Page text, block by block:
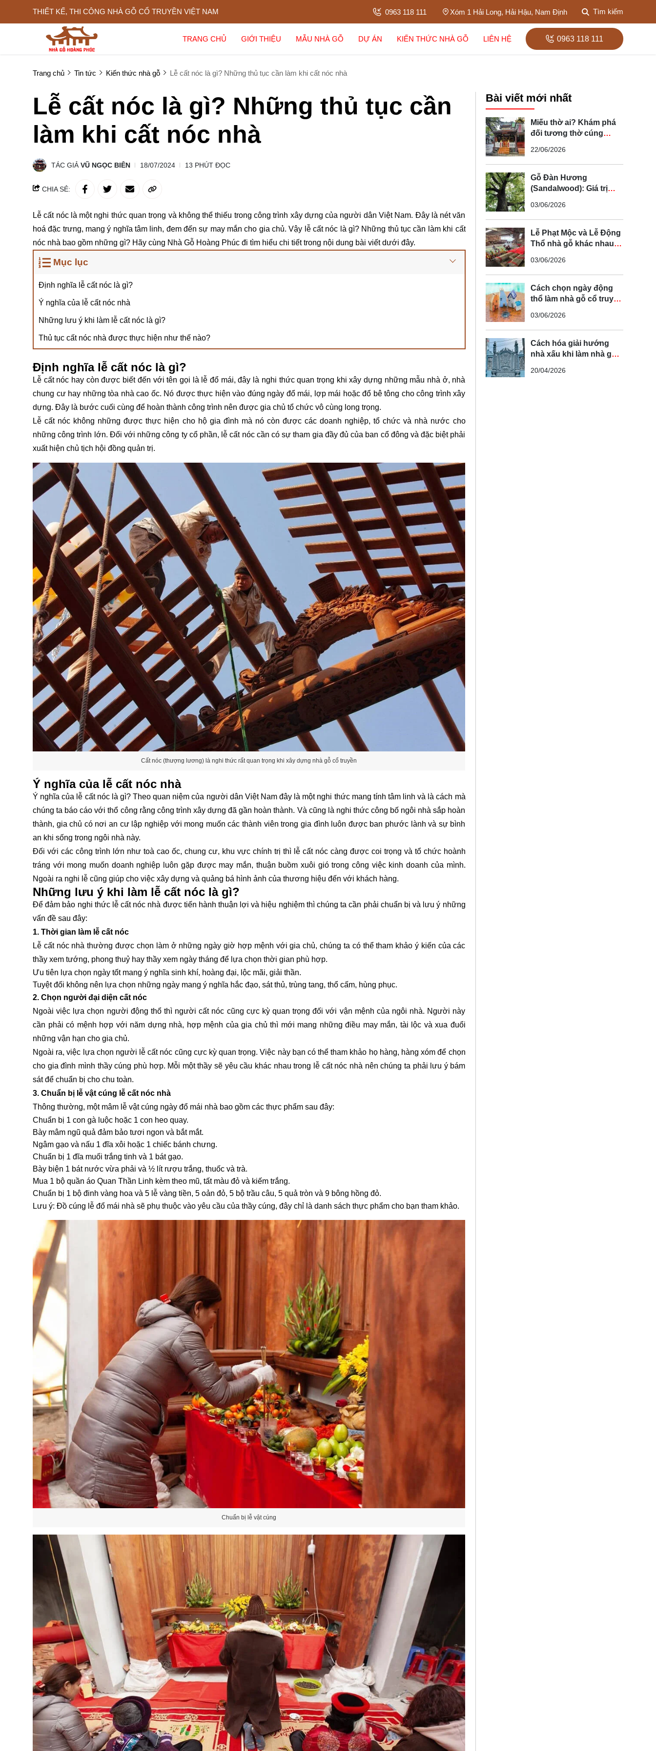
THIẾT KẾ, THI CÔNG NHÀ GỖ CỔ TRUYỀN VIỆT NAM 0963 118 111 Xóm 1 Hải Long, Hải Hậu, Nam Định Tìm kiếm
TRANG CHỦ GIỚI THIỆU MẪU NHÀ GỖ DỰ ÁN KIẾN THỨC NHÀ GỖ LIÊN HỆ 0963 118 111
Trang chủ Tin tức Kiến thức nhà gỗ Lễ cất nóc là gì? Những thủ tục cần làm khi cất nóc nhà
Lễ cất nóc là gì? Những thủ tục cần
làm khi cất nóc nhà
TÁC GIẢVŨ NGỌC BIÊN 18/07/2024 13 PHÚT ĐỌC
CHIA SẺ:
Lễ cất nóc là một nghi thức quan trọng và không thể thiếu trong công trình xây dựng của người dân Việt Nam. Đây là nét văn
hoá đặc trưng, mang ý nghĩa tâm linh, đem đến sự may mắn cho gia chủ. Vậy lễ cất nóc là gì? Những thủ tục cần làm khi cất
nóc nhà bao gồm những gì? Hãy cùng Nhà Gỗ Hoàng Phúc đi tìm hiểu chi tiết trong nội dung bài viết dưới đây.
Mục lục
Định nghĩa lễ cất nóc là gì?
Ý nghĩa của lễ cất nóc nhà
Những lưu ý khi làm lễ cất nóc là gì?
Thủ tục cất nóc nhà được thực hiện như thế nào?
Định nghĩa lễ cất nóc là gì?
Lễ cất nóc hay còn được biết đến với tên gọi là lễ đổ mái, đây là nghi thức quan trọng khi xây dựng những mẫu nhà ở, nhà
chung cư hay những tòa nhà cao ốc. Nó được thực hiện vào đúng ngày đổ mái, lợp mái hoặc đổ bê tông cho công trình xây
dựng. Đây là bước cuối cùng để hoàn thành công trình nên được gia chủ tổ chức vô cùng long trọng.
Lễ cất nóc không những được thực hiện cho hộ gia đình mà nó còn được các doanh nghiệp, tổ chức và nhà nước cho
những công trình lớn. Đối với những công ty cổ phần, lễ cất nóc cần có sự tham gia đầy đủ của ban cổ đông và đặc biệt phải
xuất hiện chủ tịch hội đồng quản trị.
Cất nóc (thượng lương) là nghi thức rất quan trọng khi xây dựng nhà gỗ cổ truyền
Ý nghĩa của lễ cất nóc nhà
Ý nghĩa của lễ cất nóc là gì? Theo quan niệm của người dân Việt Nam đây là một nghi thức mang tính tâm linh và là cách mà
chúng ta báo cáo với thổ công rằng công trình xây dựng đã gần hoàn thành. Và cũng là nghi thức công bố ngôi nhà sắp hoàn
thành, gia chủ có nơi an cư lập nghiệp với mong muốn các thành viên trong gia đình luôn được ban phước lành và sự bình
an khi sống trong ngôi nhà này.
Đối với các công trình lớn như toà cao ốc, chung cư, khu vực chính trị thì lễ cất nóc càng được coi trọng và tổ chức hoành
tráng với mong muốn doanh nghiệp luôn gặp được may mắn, thuận buồm xuôi gió trong công việc kinh doanh của mình.
Ngoài ra nghi lễ cũng giúp cho việc xây dựng và quảng bá hình ảnh của thương hiệu đến với khách hàng.
Những lưu ý khi làm lễ cất nóc là gì?
Để đảm bảo nghi thức lễ cất nóc nhà được tiến hành thuận lợi và hiệu nghiệm thì chúng ta cần phải chuẩn bị và lưu ý những
vấn đề sau đây:
1. Thời gian làm lễ cất nóc
Lễ cất nóc nhà thường được chọn làm ở những ngày giờ hợp mệnh với gia chủ, chúng ta có thể tham khảo ý kiến của các
thầy xem tướng, phong thuỷ hay thầy xem ngày tháng để lựa chọn thời gian phù hợp.
Ưu tiên lựa chọn ngày tốt mang ý nghĩa sinh khí, hoàng đại, lộc mãi, giải thần.
Tuyệt đối không nên lựa chọn những ngày mang ý nghĩa hắc đạo, sát thủ, trùng tang, thổ cấm, hùng phục.
2. Chọn người đại diện cất nóc
Ngoài việc lựa chọn người động thổ thì người cất nóc cũng cực kỳ quan trọng đối với vận mệnh của ngôi nhà. Người này
cần phải có mệnh hợp với năm dựng nhà, hợp mệnh của gia chủ thì mới mang những điều may mắn, tài lộc và xua đuổi
những vận hạn cho gia chủ.
Ngoài ra, việc lựa chọn người lễ cất nóc cũng cực kỳ quan trọng. Việc này bạn có thể tham khảo họ hàng, hàng xóm để chọn
cho gia đình mình thầy cúng phù hợp. Mỗi một thầy sẽ yêu cầu khác nhau trong lễ cất nóc nhà nên chúng ta phải lưu ý bám
sát để chuẩn bị cho chu toàn.
3. Chuẩn bị lễ vật cúng lễ cất nóc nhà
Thông thường, một mâm lễ vật cúng ngày đổ mái nhà bao gồm các thực phẩm sau đây:
Chuẩn bị 1 con gà luộc hoặc 1 con heo quay.
Bày mâm ngũ quả đảm bảo tươi ngon và bắt mắt.
Ngâm gạo và nấu 1 đĩa xôi hoặc 1 chiếc bánh chưng.
Chuẩn bị 1 đĩa muối trắng tinh và 1 bát gạo.
Bày biện 1 bát nước vừa phải và ½ lít rượu trắng, thuốc và trà.
Mua 1 bộ quần áo Quan Thần Linh kèm theo mũ, tất màu đỏ và kiếm trắng.
Chuẩn bị 1 bộ đinh vàng hoa và 5 lễ vàng tiền, 5 oản đỏ, 5 bộ trầu câu, 5 quả tròn và 9 bông hồng đỏ.
Lưu ý: Đồ cúng lễ đổ mái nhà sẽ phụ thuộc vào yêu cầu của thầy cúng, đây chỉ là danh sách thực phẩm cho bạn tham khảo.
Chuẩn bị lễ vật cúng
Bài viết mới nhất
Miếu thờ ai? Khám phá
đối tương thờ cúng
gian Việt Nam
22/06/2026
Gỗ Đàn Hương
(Sandalwood): Giá trị
và cẩm nang phân biệt
chi tiết
03/06/2026
Lễ Phạt Mộc và Lễ Động
Thổ nhà gỗ khác nhau
chuẩn tâm linh Bắc Bộ
03/06/2026
Cách chọn ngày động
thổ làm nhà gỗ cổ truyền
03/06/2026
Cách hóa giải hướng
nhà xấu khi làm nhà gỗ
chủ đại cát
20/04/2026